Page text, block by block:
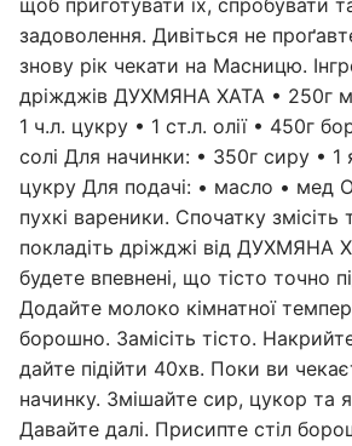
щоб приготувати їх, спробувати
задоволення. Дивіться не
знову рік чекати на Масницю.
дріжджів ДУХМЯНА ХАТА • 250г
1 ч.л. цукру • 1 ст.л. олії • 450г
солі Для начинки: • 350г сиру • 1
цукру Для подачі: • масло • мед
пухкі вареники. Спочатку змісіть
покладіть дріжджі від ДУХМЯНА
будете впевнені, що тісто точно
Додайте молоко кімнатної
борошно. Замісіть тісто.
дайте підійти 40хв. Поки ви
начинку. Змішайте сир, цукор та
Давайте далі. Присипте стіл